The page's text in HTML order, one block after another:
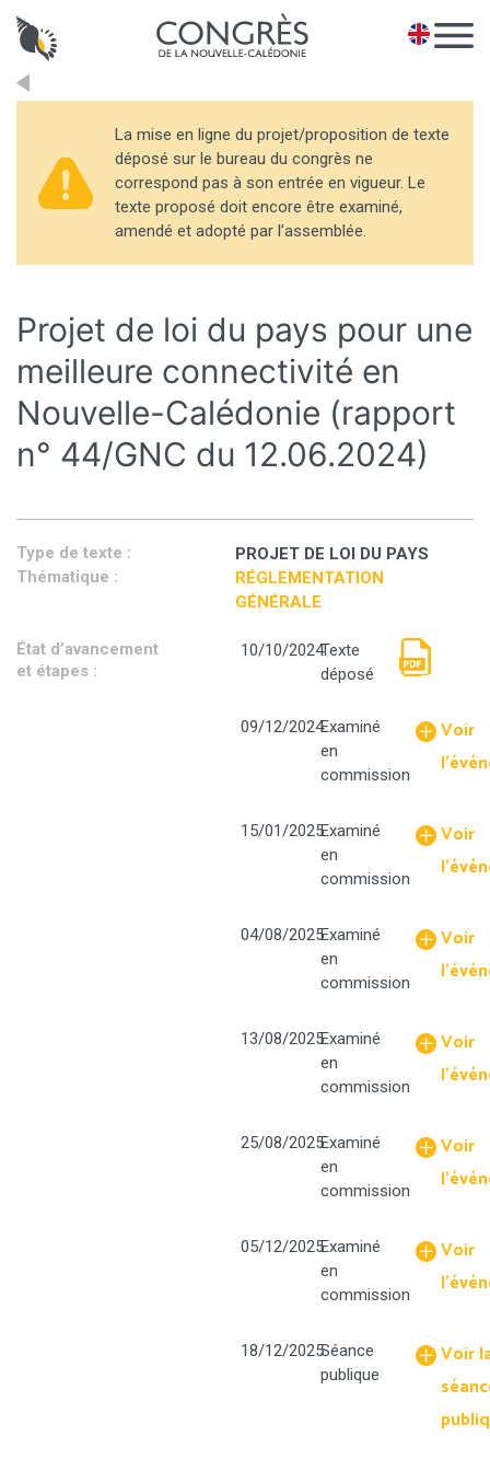
EN
La mise en ligne du projet/proposition de texte
déposé sur le bureau du congrès ne
correspond pas à son entrée en vigueur. Le
texte proposé doit encore être examiné,
amendé et adopté par l’assemblée.
Projet de loi du pays pour une
meilleure connectivité en
Nouvelle-Calédonie (rapport
n° 44/GNC du 12.06.2024)
Type de texte :
PROJET DE LOI DU PAYS
Thématique :
RÉGLEMENTATION
GÉNÉRALE
État d’avancement
et étapes :
10/10/2024Texte
déposé
GNC
12.06.2024
09/12/2024Examiné
en
commission
Voir
15/01/2025Examiné
en
commission
Voir
04/08/2025Examiné
en
commission
Voir
13/08/2025Examiné
en
commission
Voir
25/08/2025Examiné
en
commission
Voir
05/12/2025Examiné
en
commission
Voir
18/12/2025Séance
publique
Voir
Panneau de gestion des cookies